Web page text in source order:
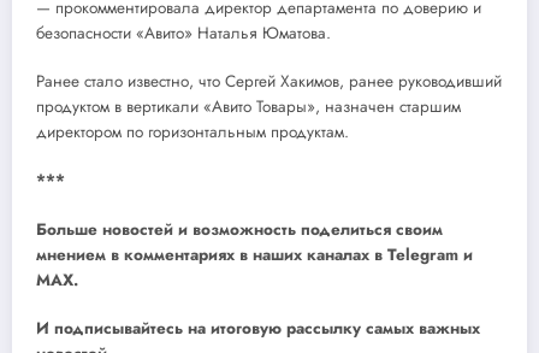
— прокомментировала директор департамента по доверию и
безопасности «Авито» Наталья Юматова.
Ранее стало известно, что Сергей Хакимов, ранее руководивший
продуктом в вертикали «Авито Товары», назначен старшим
директором по горизонтальным продуктам.
***
Больше новостей и возможность поделиться своим
мнением в комментариях в наших каналах в Telegram и
MAX.
И подписывайтесь на итоговую рассылку самых важных